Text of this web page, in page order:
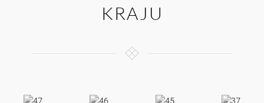
KRAJU